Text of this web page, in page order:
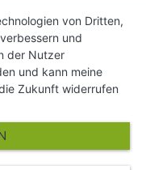
von Dritten,
und
der Nutzer
und kann meine
Zukunft widerrufen